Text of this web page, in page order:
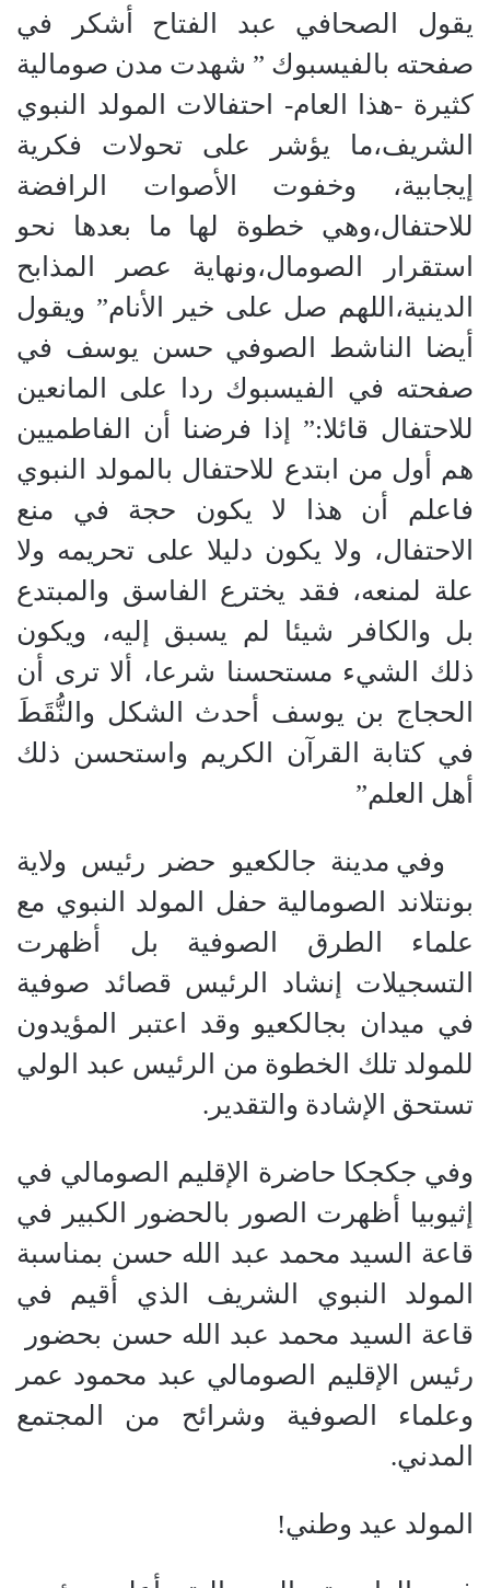
يقول الصحافي عبد الفتاح أشكر في
صفحته بالفيسبوك ” شهدت مدن صومالية
كثيرة -هذا العام- احتفالات المولد النبوي
الشريف،ما يؤشر على تحولات فكرية
إيجابية، وخفوت الأصوات الرافضة
للاحتفال،وهي خطوة لها ما بعدها نحو
استقرار الصومال،ونهاية عصر المذابح
الدينية،اللهم صل على خير الأنام” ويقول
أيضا الناشط الصوفي حسن يوسف في
صفحته في الفيسبوك ردا على المانعين
للاحتفال قائلا:” إذا فرضنا أن الفاطميين
هم أول من ابتدع للاحتفال بالمولد النبوي
فاعلم أن هذا لا يكون حجة في منع
الاحتفال، ولا يكون دليلا على تحريمه ولا
علة لمنعه، فقد يخترع الفاسق والمبتدع
بل والكافر شيئا لم يسبق إليه، ويكون
ذلك الشيء مستحسنا شرعا، ألا ترى أن
الحجاج بن يوسف أحدث الشكل والنُّقَطَ
في كتابة القرآن الكريم واستحسن ذلك
أهل العلم”
وفي مدينة جالكعيو حضر رئيس ولاية
بونتلاند الصومالية حفل المولد النبوي مع
علماء الطرق الصوفية بل أظهرت
التسجيلات إنشاد الرئيس قصائد صوفية
في ميدان بجالكعيو وقد اعتبر المؤيدون
للمولد تلك الخطوة من الرئيس عبد الولي
تستحق الإشادة والتقدير.
وفي جكجكا حاضرة الإقليم الصومالي في
إثيوبيا أظهرت الصور بالحضور الكبير في
قاعة السيد محمد عبد الله حسن بمناسبة
المولد النبوي الشريف الذي أقيم في
قاعة السيد محمد عبد الله حسن بحضور
رئيس الإقليم الصومالي عبد محمود عمر
وعلماء الصوفية وشرائح من المجتمع
المدني.
المولد عيد وطني!